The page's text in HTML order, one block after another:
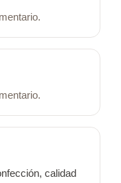
calidad